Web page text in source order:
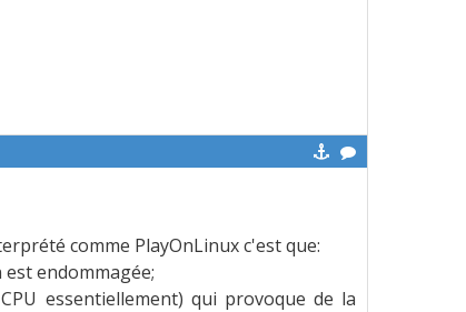
comme PlayOnLinux c'est que:
endommagée;
essentiellement) qui provoque de la